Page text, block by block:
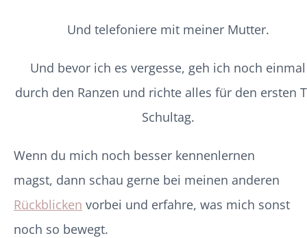
Und telefoniere mit meiner Mutter.
Und bevor ich es vergesse, geh ich noch einmal
durch den Ranzen und richte alles für den ersten
Schultag.
Wenn du mich noch besser kennenlernen
magst, dann schau gerne bei meinen anderen
Rückblicken vorbei und erfahre, was mich sonst
noch so bewegt.